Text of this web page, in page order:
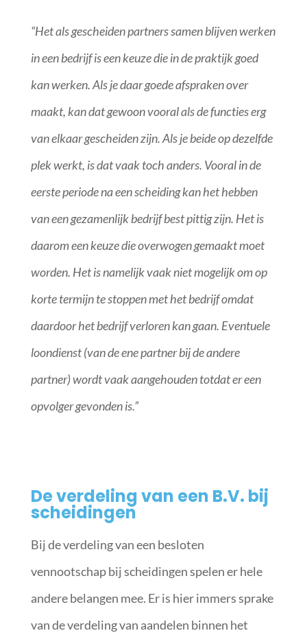
“Het als gescheiden partners samen blijven werken
in een bedrijf is een keuze die in de praktijk goed
kan werken. Als je daar goede afspraken over
maakt, kan dat gewoon vooral als de functies erg
van elkaar gescheiden zijn. Als je beide op dezelfde
plek werkt, is dat vaak toch anders. Vooral in de
eerste periode na een scheiding kan het hebben
van een gezamenlijk bedrijf best pittig zijn. Het is
daarom een keuze die overwogen gemaakt moet
worden. Het is namelijk vaak niet mogelijk om op
korte termijn te stoppen met het bedrijf omdat
daardoor het bedrijf verloren kan gaan. Eventuele
loondienst (van de ene partner bij de andere
partner) wordt vaak aangehouden totdat er een
opvolger gevonden is.”
De verdeling van een B.V. bij
scheidingen
Bij de verdeling van een besloten
vennootschap bij scheidingen spelen er hele
andere belangen mee. Er is hier immers sprake
van de verdeling van aandelen binnen het